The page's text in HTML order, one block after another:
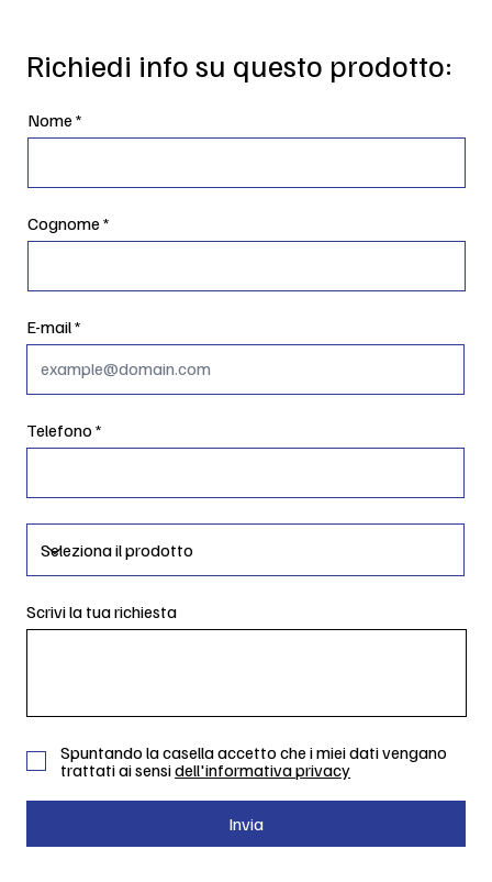
Richiedi info su questo prodotto:
Nome
Cognome
E-mail
Telefono
Scrivi la tua richiesta
Spuntando la casella accetto che i miei dati vengano
trattati ai sensidell'informativa privacy
Invia